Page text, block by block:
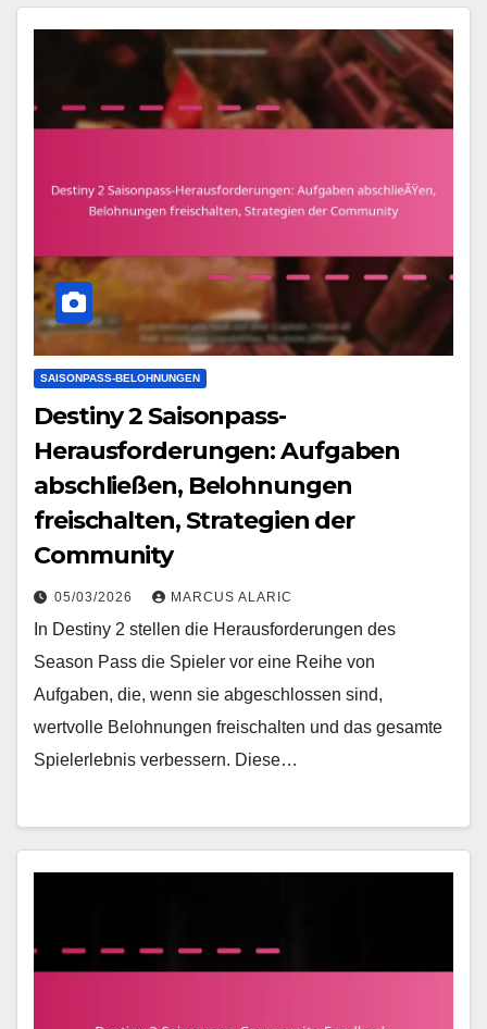
SAISONPASS-BELOHNUNGEN
Destiny 2 Saisonpass-
Herausforderungen: Aufgaben
abschließen, Belohnungen
freischalten, Strategien der
Community
05/03/2026 MARCUS ALARIC
In Destiny 2 stellen die Herausforderungen des
Season Pass die Spieler vor eine Reihe von
Aufgaben, die, wenn sie abgeschlossen sind,
wertvolle Belohnungen freischalten und das gesamte
Spielerlebnis verbessern. Diese…